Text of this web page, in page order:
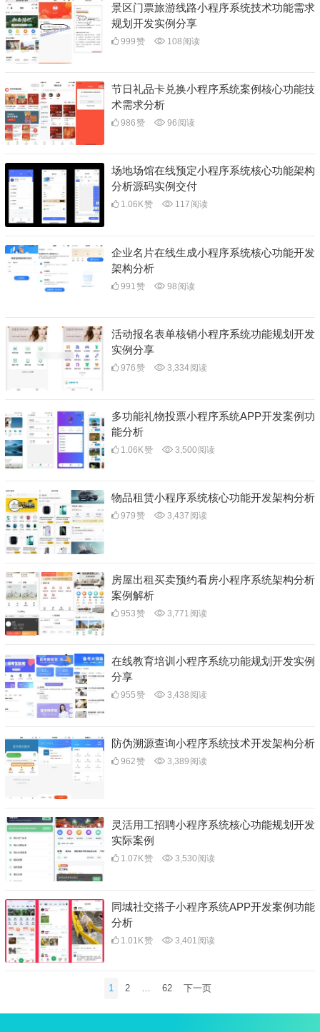
景区门票旅游线路小程序系统技术功能需求
规划开发实例分享
999赞 108 阅读
节日礼品卡兑换小程序系统案例核心功能技
术需求分析
986赞 96 阅读
场地场馆在线预定小程序系统核心功能架构
分析源码实例交付
1.06K赞 117 阅读
企业名片在线生成小程序系统核心功能开发
架构分析
991赞 98 阅读
活动报名表单核销小程序系统功能规划开发
实例分享
976赞 3,334阅读
多功能礼物投票小程序系统APP开发案例功
能分析
1.06K赞 3,500 阅读
物品租赁小程序系统核心功能开发架构分析
979赞 3,437 阅读
房屋出租买卖预约看房小程序系统架构分析
案例解析
953赞 3,771 阅读
在线教育培训小程序系统功能规划开发实例
分享
955赞 3,438 阅读
防伪溯源查询小程序系统技术开发架构分析
962赞 3,389 阅读
灵活用工招聘小程序系统核心功能规划开发
实际案例
1.07K赞 3,530 阅读
同城社交搭子小程序系统APP开发案例功能
分析
1.01K赞 3,401 阅读
分
1 2 62 下一页